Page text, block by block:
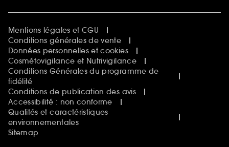
Mentions légales et CGU
Conditions générales de vente
Données personnelles et cookies
Cosmétovigilance et Nutrivigilance
Conditions Générales du programme de
fidélité
Conditions de publication des avis
Accessibilité : non conforme
Qualités et caractéristiques
environnementales
Sitemap